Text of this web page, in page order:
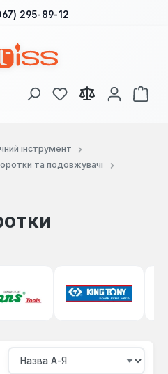
295-89-12
У вас є 0 у списку
інструмент
та подовжувачі